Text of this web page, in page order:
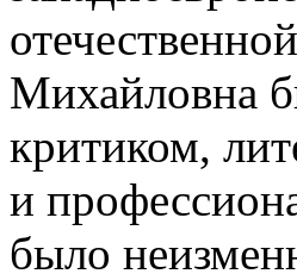
Михайловна
критиком,
и
было